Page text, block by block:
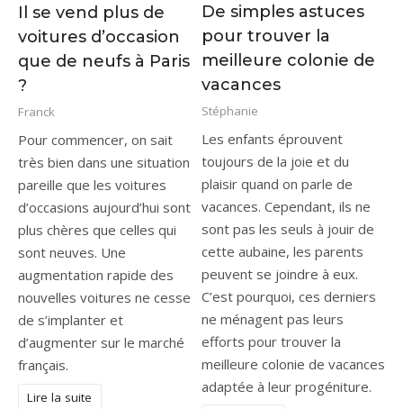
Il se vend plus de
voitures d’occasion
que de neufs à Paris
?
Franck
Pour commencer, on sait
très bien dans une situation
pareille que les voitures
d’occasions aujourd’hui sont
plus chères que celles qui
sont neuves. Une
augmentation rapide des
nouvelles voitures ne cesse
de s’implanter et
d’augmenter sur le marché
français.
Lire la suite
De simples astuces
pour trouver la
meilleure colonie de
vacances
Stéphanie
Les enfants éprouvent
toujours de la joie et du
plaisir quand on parle de
vacances. Cependant, ils ne
sont pas les seuls à jouir de
cette aubaine, les parents
peuvent se joindre à eux.
C’est pourquoi, ces derniers
ne ménagent pas leurs
efforts pour trouver la
meilleure colonie de vacances
adaptée à leur progéniture.